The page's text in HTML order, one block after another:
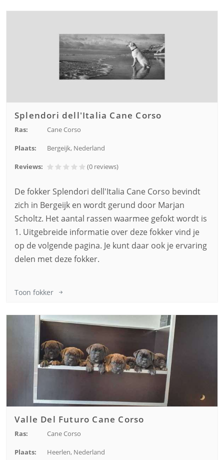
Splendori dell'Italia Cane Corso
Ras: Cane Corso
Plaats: Bergeijk, Nederland
Reviews: (0 reviews)
De fokker Splendori dell'Italia Cane Corso bevindt
zich in Bergeijk en wordt gerund door Marjan
Scholtz. Het aantal rassen waarmee gefokt wordt is
1. Uitgebreide informatie over deze fokker vind je
op de volgende pagina. Je kunt daar ook je ervaring
delen met deze fokker.
Toon fokker
Valle Del Futuro Cane Corso
Ras: Cane Corso
Plaats: Heerlen, Nederland